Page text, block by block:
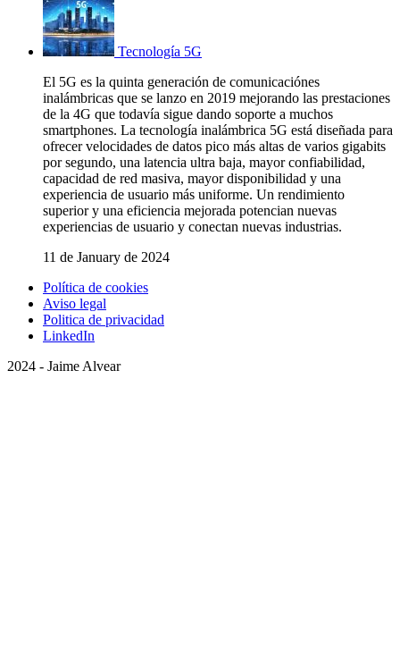
Tecnología 5G
El 5G es la quinta generación de comunicaciónes
inalámbricas que se lanzo en 2019 mejorando las prestaciones
de la 4G que todavía sigue dando soporte a muchos
smartphones. La tecnología inalámbrica 5G está diseñada para
ofrecer velocidades de datos pico más altas de varios gigabits
por segundo, una latencia ultra baja, mayor confiabilidad,
capacidad de red masiva, mayor disponibilidad y una
experiencia de usuario más uniforme. Un rendimiento
superior y una eficiencia mejorada potencian nuevas
experiencias de usuario y conectan nuevas industrias.
11 de January de 2024
Política de cookies
Aviso legal
Politica de privacidad
LinkedIn
2024 - Jaime Alvear